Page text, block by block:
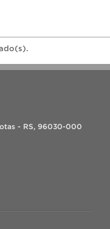
- RS, 96030-000